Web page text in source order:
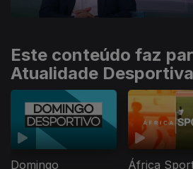
Este conteúdo faz
Atualidade Desportiva
Domingo
África